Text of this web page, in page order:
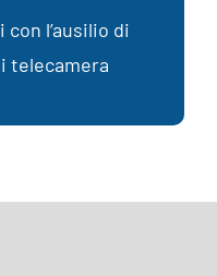
l’ausilio di
telecamera